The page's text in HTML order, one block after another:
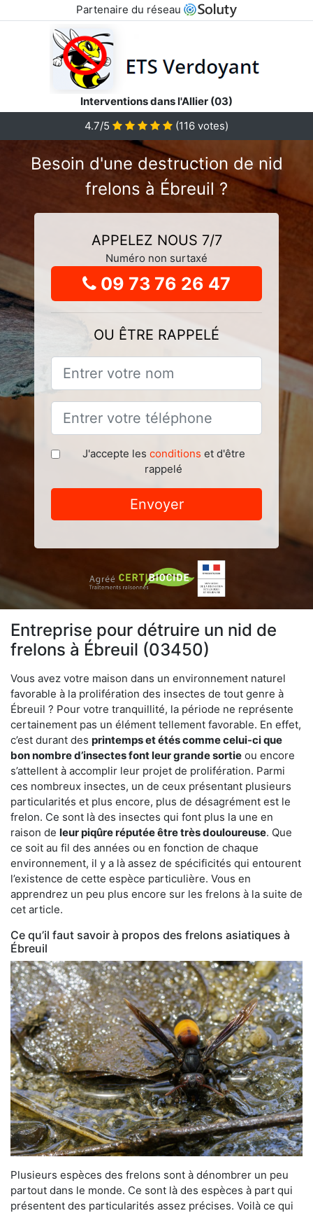
Partenaire du réseau
Interventions dans l'Allier (03)
4.7/5 (116 votes)
Besoin d'une destruction de nid
frelons à Ébreuil ?
APPELEZ NOUS 7/7
Numéro non surtaxé
09 73 76 26 47
OU ÊTRE RAPPELÉ
J'accepte les conditions et d'être
rappelé
Envoyer
Entreprise pour détruire un nid de
frelons à Ébreuil (03450)
Vous avez votre maison dans un environnement naturel
favorable à la prolifération des insectes de tout genre à
Ébreuil ? Pour votre tranquillité, la période ne représente
certainement pas un élément tellement favorable. En effet,
c’est durant des printemps et étés comme celui-ci que
bon nombre d’insectes font leur grande sortie ou encore
s’attellent à accomplir leur projet de prolifération. Parmi
ces nombreux insectes, un de ceux présentant plusieurs
particularités et plus encore, plus de désagrément est le
frelon. Ce sont là des insectes qui font plus la une en
raison de leur piqûre réputée être très douloureuse. Que
ce soit au fil des années ou en fonction de chaque
environnement, il y a là assez de spécificités qui entourent
l’existence de cette espèce particulière. Vous en
apprendrez un peu plus encore sur les frelons à la suite de
cet article.
Ce qu’il faut savoir à propos des frelons asiatiques à
Ébreuil
Plusieurs espèces des frelons sont à dénombrer un peu
partout dans le monde. Ce sont là des espèces à part qui
présentent des particularités assez précises. Voilà ce qui